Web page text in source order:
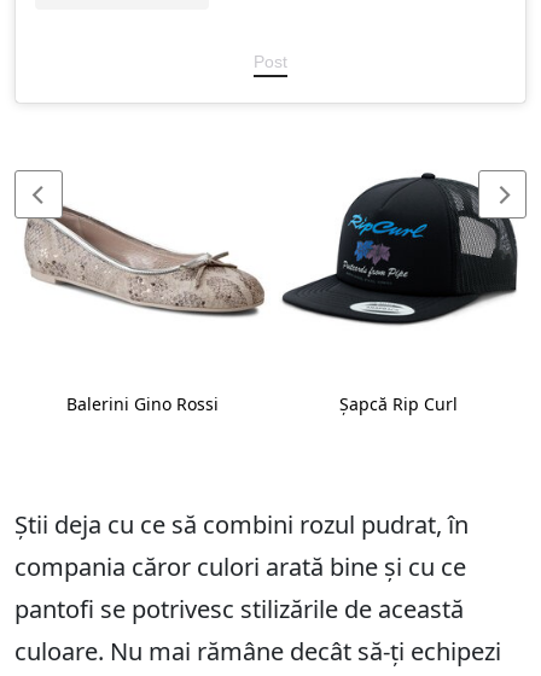
Post
Balerini Gino Rossi Șapcă Rip Curl
Știi deja cu ce să combini rozul pudrat, în
compania căror culori arată bine și cu ce
pantofi se potrivesc stilizările de această
culoare. Nu mai rămâne decât să-ți echipezi